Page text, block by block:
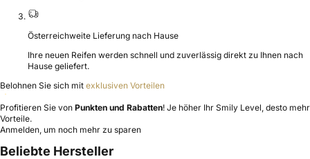
Österreichweite Lieferung nach Hause
Ihre neuen Reifen werden schnell und zuverlässig direkt zu Ihnen nach
Hause geliefert.
Belohnen Sie sich mit exklusiven Vorteilen
Profitieren Sie von Punkten und Rabatten! Je höher Ihr Smily Level, desto mehr
Vorteile.
Anmelden, um noch mehr zu sparen
Beliebte Hersteller